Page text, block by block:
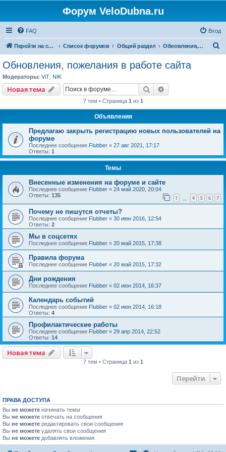
Форум VeloDubna.ru
FAQ Вход
Перейти на сайт Список форумов Общий раздел Обновления, пожелания в работе сайта
Обновления, пожелания в работе сайта
Модераторы: ViT NIK
Новая тема Поиск
7 тем • Страница 1 из 1
Объявления
Предлагаю закрыть регистрацию новых пользователей на
форуме
Последнее сообщение Flubber « 27 авг 2021, 17:17
Ответы: 1
Темы
Внесенные изменения на форуме и сайте
Последнее сообщение Flubber « 24 май 2020, 20:04
Ответы: 135 1 4 5 6 7
Почему не пишутся отчеты?
Последнее сообщение Flubber « 30 июн 2016, 12:54
Ответы: 2
Мы в соцсетях
Последнее сообщение Flubber « 20 май 2015, 17:38
Правила форума
Последнее сообщение Flubber « 20 май 2015, 17:32
Дни рождения
Последнее сообщение Flubber « 02 июн 2014, 16:37
Календарь событий
Последнее сообщение Flubber « 02 июн 2014, 16:18
Ответы: 4
Профилактические работы
Последнее сообщение Flubber « 29 апр 2014, 22:52
Ответы: 14
Новая тема
7 тем • Страница 1 из 1
Перейти
ПРАВА ДОСТУПА
Вы не можете начинать темы
Вы не можете отвечать на сообщения
Вы не можете редактировать свои сообщения
Вы не можете удалять свои сообщения
Вы не можете добавлять вложения